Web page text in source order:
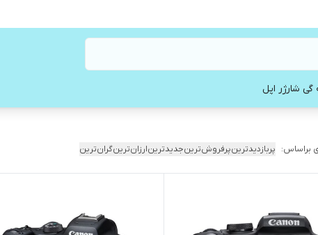
گی شارژر اپل
براساس: پربازدیدترینپرفروش‌ترینجدیدترینارزان‌ترینگران‌ترین